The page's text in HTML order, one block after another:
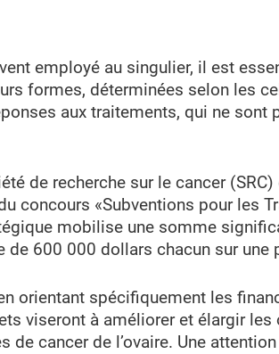
employé au singulier, il est
formes, déterminées selon les
aux traitements, qui ne sont
de recherche sur le cancer (SRC)
concours «Subventions pour les
mobilise une somme
de 600 000 dollars chacun sur une
orientant spécifiquement les
viseront à améliorer et élargir
cancer de l’ovaire. Une